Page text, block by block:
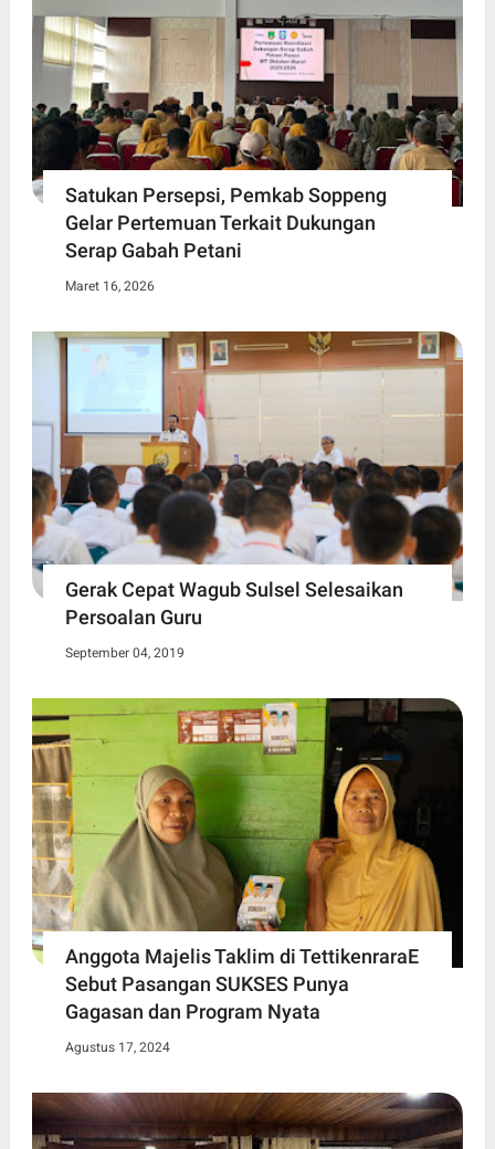
Satukan Persepsi, Pemkab Soppeng
Gelar Pertemuan Terkait Dukungan
Serap Gabah Petani
Maret 16, 2026
Gerak Cepat Wagub Sulsel Selesaikan
Persoalan Guru
September 04, 2019
Anggota Majelis Taklim di TettikenraraE
Sebut Pasangan SUKSES Punya
Gagasan dan Program Nyata
Agustus 17, 2024